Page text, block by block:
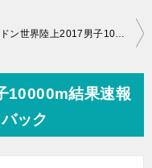
10000m結果速報
ック